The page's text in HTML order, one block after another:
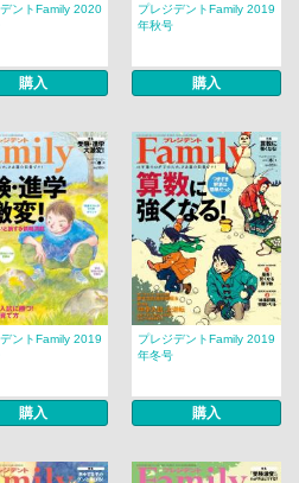
ントFamily 2020
購入
プレジデントFamily 2019
年秋号
購入
ントFamily 2019
購入
プレジデントFamily 2019
年冬号
購入